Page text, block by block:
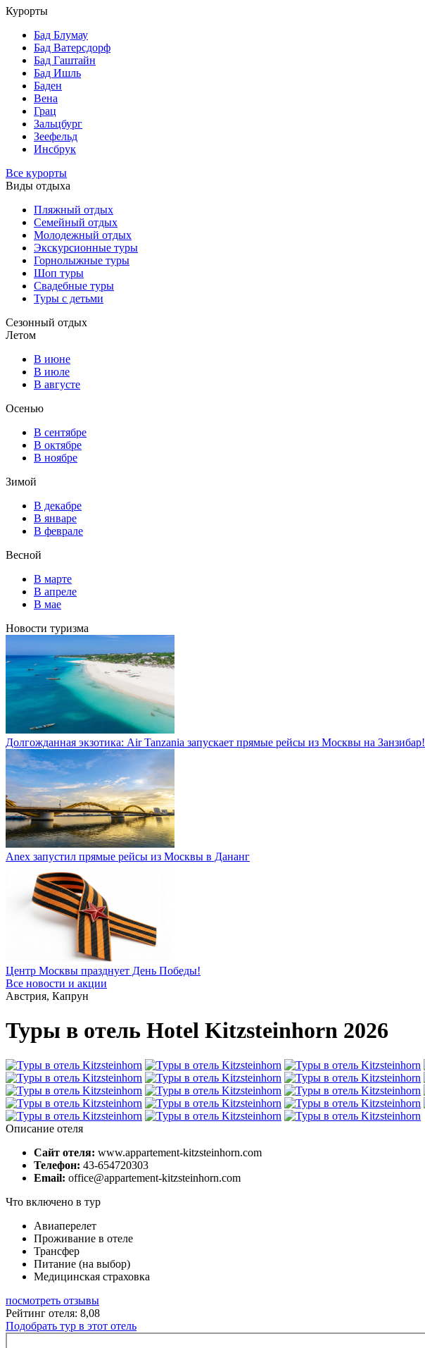
Курорты
Бад Блумау
Бад Ватерсдорф
Бад Гаштайн
Бад Ишль
Баден
Вена
Грац
Зальцбург
Зеефельд
Инсбрук
Все курорты
Виды отдыха
Пляжный отдых
Семейный отдых
Молодежный отдых
Экскурсионные туры
Горнолыжные туры
Шоп туры
Свадебные туры
Туры с детьми
Сезонный отдых
Летом
В июне
В июле
В августе
Осенью
В сентябре
В октябре
В ноябре
Зимой
В декабре
В январе
В феврале
Весной
В марте
В апреле
В мае
Новости туризма
Долгожданная экзотика: Air Tanzania запускает прямые рейсы из Москвы на Занзибар!
Anex запустил прямые рейсы из Москвы в Дананг
Центр Москвы празднует День Победы!
Все новости и акции
Австрия, Капрун
Туры в отель Hotel Kitzsteinhorn 2026
Описание отеля
Сайт отеля: www.appartement-kitzsteinhorn.com
Телефон: 43-654720303
Email: office@appartement-kitzsteinhorn.com
Что включено в тур
Авиаперелет
Проживание в отеле
Трансфер
Питание (на выбор)
Медицинская страховка
посмотреть отзывы
Рейтинг отеля: 8,08
Подобрать тур в этот отель